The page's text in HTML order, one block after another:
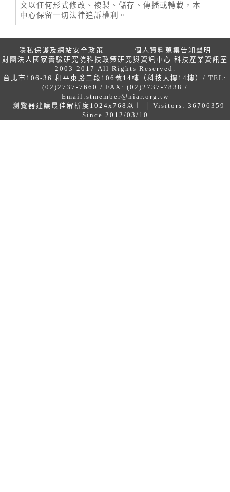
文以任何形式修改、複製、儲存、傳播或轉載，本
中心保留一切法律追訴權利。
隱私保護及網站安全政策
個人資料蒐集告知聲明
財團法人國家實驗研究院科技政策研究與資訊中心 科技產業資訊室
2003-2017 All Rights Reserved.
台北市106-36 和平東路二段106號14樓（科技大樓14樓）/ TEL:
(02)2737-7660 / FAX: (02)2737-7838 /
Email: stmember@niar.org.tw
瀏覽器建議最佳解析度1024x768以上 │ Visitors: 36706359
Since 2012/03/10